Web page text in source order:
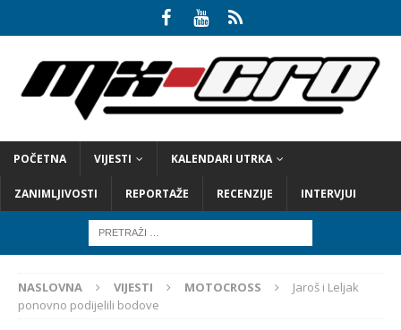
POČETNA VIJESTI KALENDARI UTRKA
ZANIMLJIVOSTI REPORTAŽE RECENZIJE INTERVJUI
NASLOVNA VIJESTI MOTOCROSS
Jaroš i Leljak
ponovno podijelili bodove